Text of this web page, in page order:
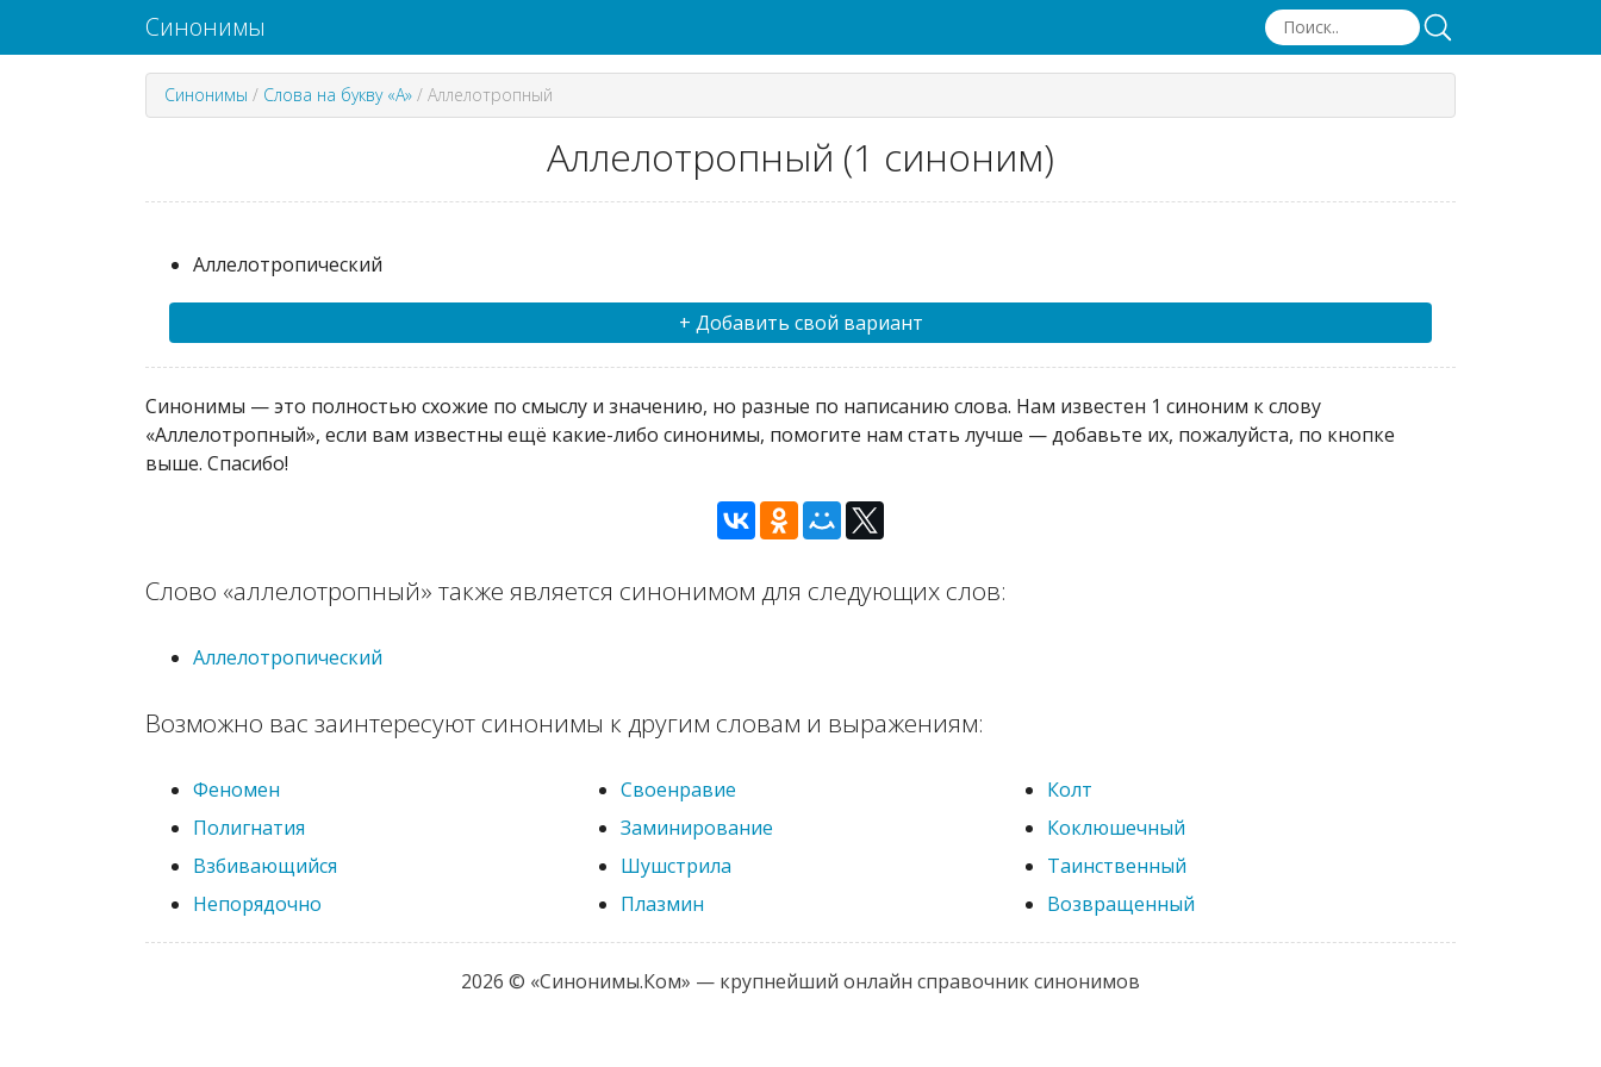
Синонимы
Синонимы / Слова на букву «А» / Аллелотропный
Аллелотропный (1 синоним)
Аллелотропический
+ Добавить свой вариант
Синонимы — это полностью схожие по смыслу и значению, но разные по написанию слова. Нам известен 1 синоним к слову
«Аллелотропный», если вам известны ещё какие-либо синонимы, помогите нам стать лучше — добавьте их, пожалуйста, по кнопке
выше. Спасибо!
Слово «аллелотропный» также является синонимом для следующих слов:
Аллелотропический
Возможно вас заинтересуют синонимы к другим словам и выражениям:
Феномен
Полигнатия
Взбивающийся
Непорядочно
Своенравие
Заминирование
Шушстрила
Плазмин
Колт
Коклюшечный
Таинственный
Возвращенный
2026 © «Синонимы.Ком» — крупнейший онлайн справочник синонимов